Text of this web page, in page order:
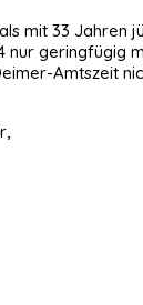
mit 33
Amtszeit